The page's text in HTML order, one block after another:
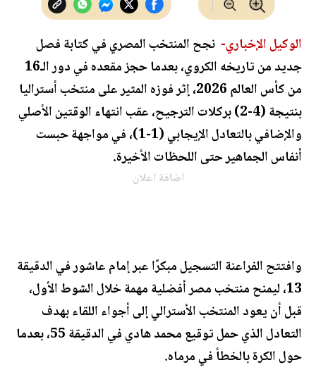
الوكيل الإخباري- نجح المنتخب المصري في كتابة فصل
جديد من تاريخه الكروي، بعدما حجز مقعده في دور الـ16
من كأس العالم 2026، إثر فوزه المثير على منتخب أستراليا
بنتيجة (4-2) بركلات الترجيح، عقب انتهاء الوقتين الأصلي
والإضافي بالتعادل الإيجابي (1-1)، في مواجهة حبست
أنفاس الجماهير حتى اللحظات الأخيرة.
اضافة اعلان
وافتتح الفراعنة التسجيل مبكرًا عبر إمام عاشور في الدقيقة
13، ليمنح منتخب مصر أفضلية مهمة خلال الشوط الأول،
قبل أن يعود المنتخب الأسترالي إلى أجواء اللقاء بهدف
التعادل الذي حمل توقيع محمد هادي في الدقيقة 55، بعدما
حول الكرة بالخطأ في مرماه.